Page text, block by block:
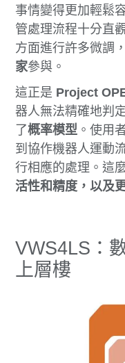
事情變得更加輕鬆
管處理流程十分直
方面進行許多微調
家參與。
這正是 Project
器人無法精確地判
了概率模型 。使用
到協作機器人運動
行相應的處理。這
活性和精度，以及
VWS4LS：
上層樓